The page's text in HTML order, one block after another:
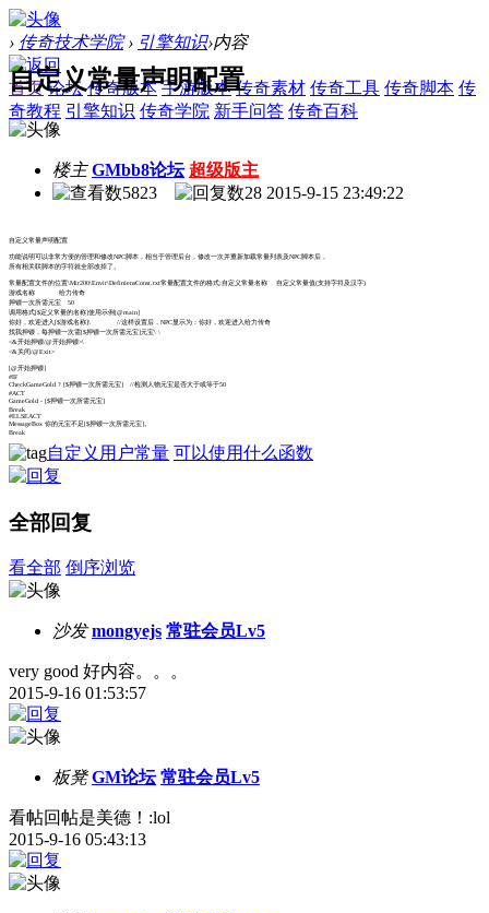
› 传奇技术学院 › 引擎知识›内容
首页 论坛 传奇版本 手游版本 传奇素材 传奇工具 传奇脚本 传
奇教程 引擎知识 传奇学院 新手问答 传奇百科
自定义常量声明配置
楼主 GMbb8论坛 超级版主
5823
28 2015-9-15 23:49:22
自定义常量声明配置
功能说明可以非常方便的管理和修改NPC脚本，相当于管理后台，修改一次并重新加载常量列表及NPC脚本后，
所有相关联脚本的字符就全部改掉了。
常量配置文件的位置\Mir200\Envir\DefiniensConst.txt常量配置文件的格式;自定义常量名称 自定义常量值(支持字符及汉字)
游戏名称 给力传奇
押镖一次所需元宝 50
调用格式[$定义常量的名称]使用示例[@main]
你好，欢迎进入[$游戏名称]\ //这样设置后，NPC显示为：你好，欢迎进入给力传奇
找我押镖，每押镖一次需[$押镖一次所需元宝]元宝\ \
<&开始押镖/@开始押镖>\
<&关闭/@Exit>
[@开始押镖]
#IF
CheckGameGold ? [$押镖一次所需元宝] //检测人物元宝是否大于或等于50
#ACT
GameGold - [$押镖一次所需元宝]
Break
#ELSEACT
MessageBox 你的元宝不足[$押镖一次所需元宝]。
Break
自定义用户常量 可以使用什么函数
全部回复
看全部 倒序浏览
沙发 mongyejs 常驻会员Lv5
very good 好内容。。。
2015-9-16 01:53:57
板凳 GM论坛 常驻会员Lv5
看帖回帖是美德！:lol
2015-9-16 05:43:13